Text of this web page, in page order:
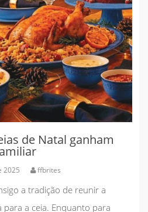
de Natal ganham
2025 ffbrites
a tradição de reunir a
a ceia. Enquanto para